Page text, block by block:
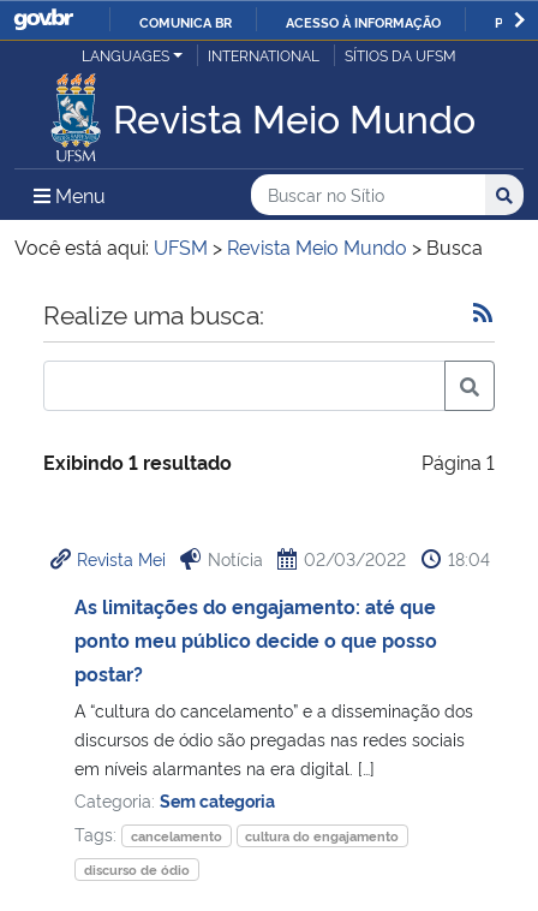
IR
O
COMUNICA BR ACESSO À INFORMAÇÃO
Ministério da Justiça e Segurança Pública
Ministério da Defesa
Ministério das Relações Exteriores
Ministério da Economia
Ministério da Infraestrutura
Ministério da Cidadania
Ministério de Minas e Energia
Ministério da Ciência, Tecnologia, Inovações e Comunicações
Ministério do Meio Ambiente
Ministério do Turismo
LANGUAGES INTERNATIONAL SÍTIOS DA UFSM
Revista Meio Mundo
Menu Menu Principal do Sítio
Busca
Buscar no no Sítio
Busca:
Você está aqui: UFSM > Revista Meio Mundo > Busca
Início do conteúdo
Realize uma busca:
Exibindo 1 resultado Página 1
Revista Mei Notícia 02/03/2022 18:04
As limitações do engajamento: até que
ponto meu público decide o que posso
postar?
A “cultura do cancelamento” e a disseminação dos
discursos de ódio são pregadas nas redes sociais
em níveis alarmantes na era digital. […]
Categoria: Sem categoria
Tags:
cancelamento
cultura do engajamento
discurso de ódio